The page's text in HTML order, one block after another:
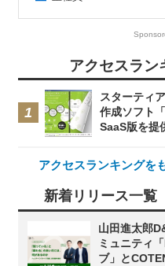
アクセスラン
スターティ
作成ソフト
SaaS版を提
アクセスランキングを
新着リリース一覧
山田進太郎
ミュニティ
ブ」と